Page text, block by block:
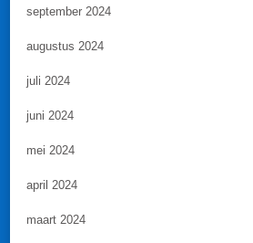
september 2024
augustus 2024
juli 2024
juni 2024
mei 2024
april 2024
maart 2024